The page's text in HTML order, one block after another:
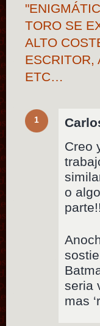
TORO SE
ALTO
ESCRITOR,
ETC…
1
Creo
o
seria
mas